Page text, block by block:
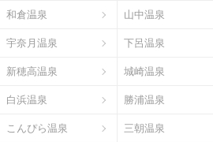
和倉温泉 山中温泉
宇奈月温泉 下呂温泉
新穂高温泉 城崎温泉
白浜温泉 勝浦温泉
こんぴら温泉 三朝温泉